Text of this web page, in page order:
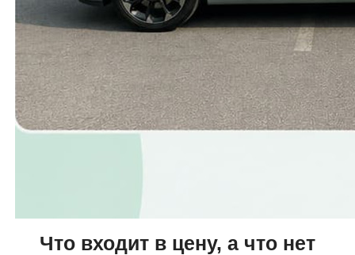
Что входит в цену, а что нет